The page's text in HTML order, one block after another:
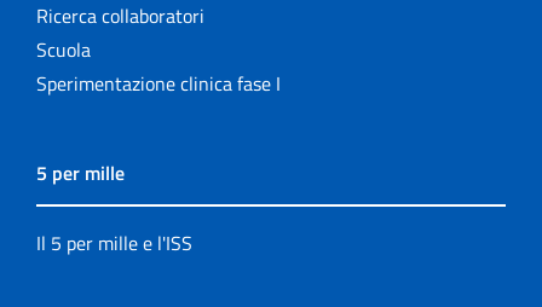
Ricerca collaboratori
Scuola
Sperimentazione clinica fase I
5 per mille
Il 5 per mille e l'ISS